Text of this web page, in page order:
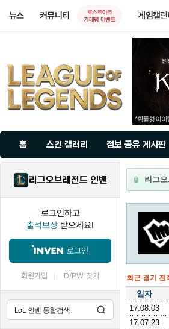
뉴스 커뮤니티
로스트아크
기대평 이벤트
게임캘린
홈 스킨 갤러리 정보 공유 게시판
리그오브레전드 인벤
로그인하고
출석보상 받으세요!
로그인
회원가입 ID/PW 찾기
리그
최근 경기 전
일자
17.08.03
17.07.23